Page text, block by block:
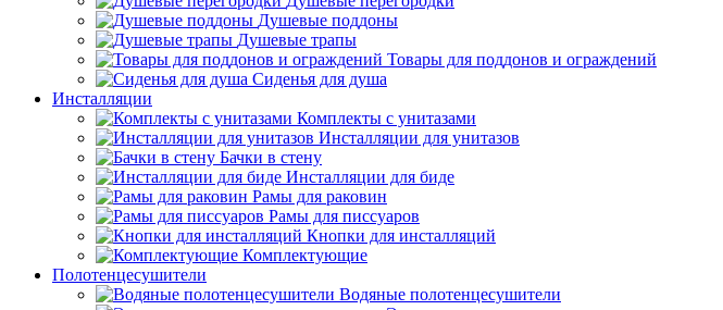
Душевые поддоны
Душевые трапы
Товары для поддонов и ограждений
Сиденья для душа
Инсталляции
Комплекты с унитазами
Инсталляции для унитазов
Бачки в стену
Инсталляции для биде
Рамы для раковин
Рамы для писсуаров
Кнопки для инсталляций
Комплектующие
Полотенцесушители
Водяные полотенцесушители